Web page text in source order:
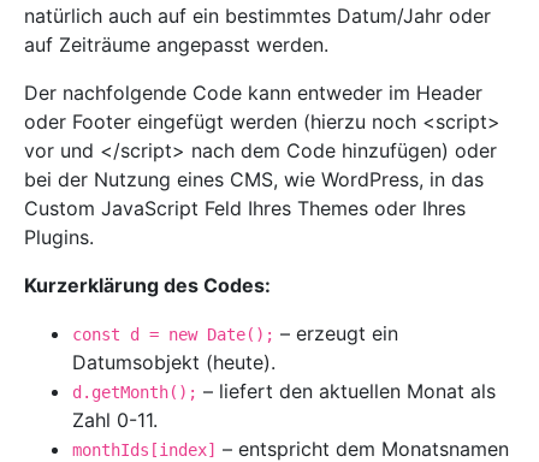
natürlich auch auf ein bestimmtes Datum/Jahr oder
auf Zeiträume angepasst werden.
Der nachfolgende Code kann entweder im Header
oder Footer eingefügt werden (hierzu noch <script>
vor und </script> nach dem Code hinzufügen) oder
bei der Nutzung eines CMS, wie WordPress, in das
Custom JavaScript Feld Ihres Themes oder Ihres
Plugins.
Kurzerklärung des Codes:
const d = new Date(); – erzeugt ein
Datumsobjekt (heute).
d.getMonth(); – liefert den aktuellen Monat als
Zahl 0-11.
monthIds[index] – entspricht dem Monatsnamen